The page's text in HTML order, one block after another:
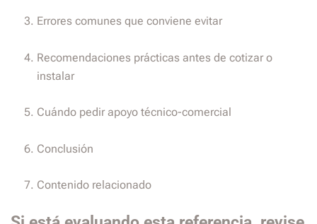
Errores comunes que conviene evitar
Recomendaciones prácticas antes de cotizar o
instalar
Cuándo pedir apoyo técnico-comercial
Conclusión
Contenido relacionado